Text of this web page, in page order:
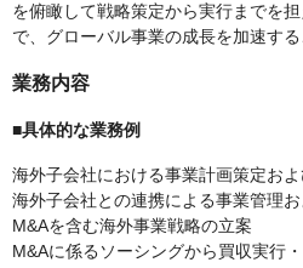
を俯瞰して戦略策定から実行までを
で、グローバル事業の成長を加速す
業務内容
■具体的な業務例
海外子会社における事業計画策定お
海外子会社との連携による事業管理
M&Aを含む海外事業戦略の立案
M&Aに係るソーシングから買収実行